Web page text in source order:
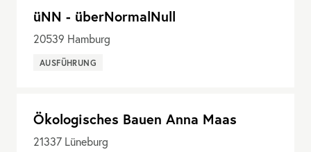
üNN - überNormalNull
20539 Hamburg
AUSFÜHRUNG
Ökologisches Bauen Anna Maas
21337 Lüneburg